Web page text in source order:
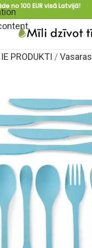
no 100 EUR visā Latvijā!
PRODUKTI /